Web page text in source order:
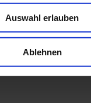
Auswahl erlauben
Ablehnen